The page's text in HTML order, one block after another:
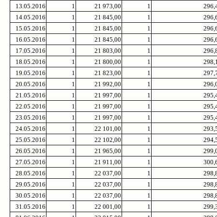
13.05.2016 1 21 973,00 1
14.05.2016
1 21 845,00 1
15.05.2016
1 21 845,00 1
16.05.2016
1 21 845,00 1
17.05.2016
1 21 803,00 1
18.05.2016
1 21 800,00 1
19.05.2016
1 21 823,00 1
20.05.2016
1 21 992,00 1
21.05.2016
1 21 997,00 1
22.05.2016
1 21 997,00 1
23.05.2016
1 21 997,00 1
24.05.2016
1 22 101,00 1
25.05.2016
1 22 102,00 1
26.05.2016
1 21 965,00 1
27.05.2016
1 21 911,00 1
28.05.2016
1 22 037,00 1
29.05.2016
1 22 037,00 1
30.05.2016
1 22 037,00 1
31.05.2016
1 22 001,00 1